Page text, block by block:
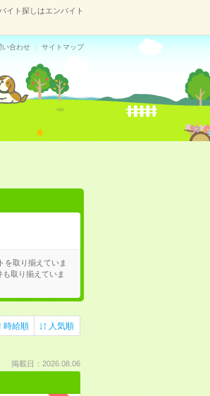
イト探しはエンバイト
い合わせ サイトマップ
を取り揃えていま
取り揃えていま
時給順 人気順
掲載日：2026.08.06